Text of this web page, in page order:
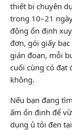
thiết bị chuyên
trong 10–21
động ổn định
đơn, gói giấy
gián đoạn, mỗi
cuối cùng có đạt
không.
Nếu bạn đang
ấm ổn định để
dụng ủ tỏi đen